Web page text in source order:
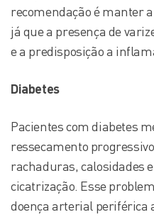
recomendação é manter
já que a presença de
e a predisposição a
Diabetes
Pacientes com diabetes
ressecamento
rachaduras, calosidades
cicatrização. Esse
doença arterial periférica